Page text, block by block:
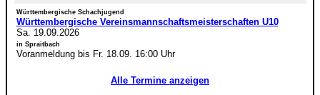
Württembergische Schachjugend
Württembergische Vereinsmannschaftsmeisterschaften U10
Sa. 19.09.2026
in Spraitbach
Voranmeldung bis Fr. 18.09. 16:00 Uhr
Alle Termine anzeigen